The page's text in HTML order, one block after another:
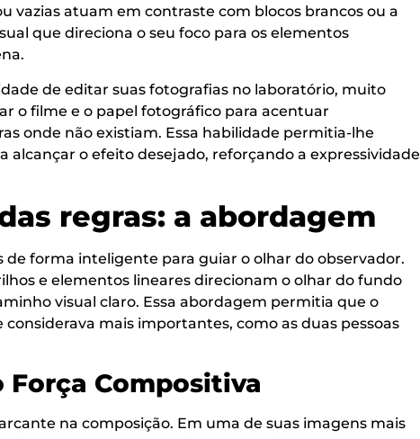
vazias atuam em contraste com blocos brancos ou a
que direciona o seu foco para os elementos
de editar suas fotografias no laboratório, muito
o filme e o papel fotográfico para acentuar
onde não existiam. Essa habilidade permitia-lhe
alcançar o efeito desejado, reforçando a expressividade
regras: a abordagem
de forma inteligente para guiar o olhar do observador.
e elementos lineares direcionam o olhar do fundo
visual claro. Essa abordagem permitia que o
mais importantes, como as duas pessoas
Compositiva
na composição. Em uma de suas imagens mais